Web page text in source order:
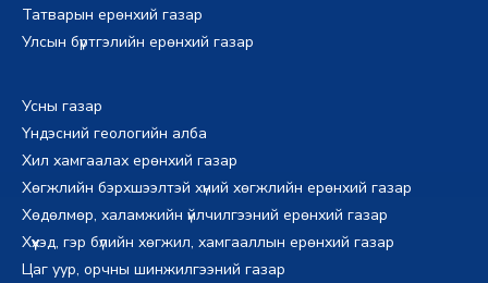
Татварын ерөнхий газар
Улсын бүртгэлийн ерөнхий газар
Усны газар
Үндэсний геологийн алба
Хил хамгаалах ерөнхий газар
Хөгжлийн бэрхшээлтэй хүний хөгжлийн ерөнхий газар
Хөдөлмөр, халамжийн үйлчилгээний ерөнхий газар
Хүүхэд, гэр бүлийн хөгжил, хамгааллын ерөнхий газар
Цаг уур, орчны шинжилгээний газар